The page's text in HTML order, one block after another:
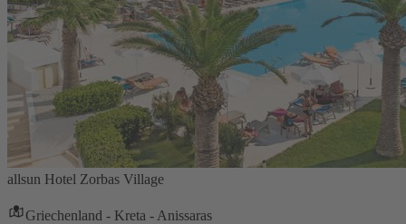
allsun Hotel Zorbas Village
Griechenland - Kreta - Anissaras